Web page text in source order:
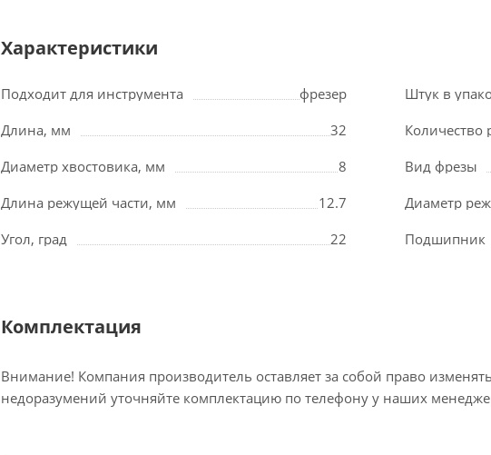
Характеристики
Подходит для инструмента фрезер Штук в
Длина, мм
32
Диаметр хвостовика, мм
8 Вид фрезы
Длина режущей части, мм
12.7 Диаметр
Угол, град
22 Подшипник
Комплектация
Внимание! Компания производитель оставляет за собой право
недоразумений уточняйте комплектацию по телефону у наших